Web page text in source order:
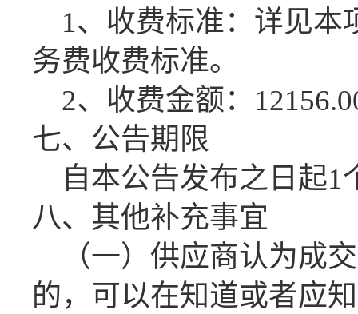
1、收费标准：详见本
务费收费标准。
2、收费金额：
七、公告期限
自本公告发布之日起1
八、 其他补充事宜
（一） 供应商认为成交
的，可以在知道或者应